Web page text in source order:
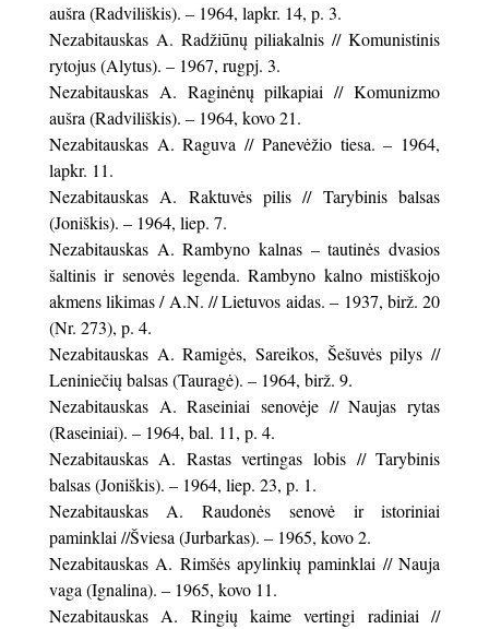
aušra (Radviliškis). – 1964, lapkr. 14, p. 3.
Nezabitauskas A. Radžiūnų piliakalnis // Komunistinis
rytojus (Alytus). – 1967, rugpj. 3.
Nezabitauskas A. Raginėnų pilkapiai // Komunizmo
aušra (Radviliškis). – 1964, kovo 21.
Nezabitauskas A. Raguva // Panevėžio tiesa. – 1964,
lapkr. 11.
Nezabitauskas A. Raktuvės pilis // Tarybinis balsas
(Joniškis). – 1964, liep. 7.
Nezabitauskas A. Rambyno kalnas – tautinės dvasios
šaltinis ir senovės legenda. Rambyno kalno mistiškojo
akmens likimas / A.N. // Lietuvos aidas. – 1937, birž. 20
(Nr. 273), p. 4.
Nezabitauskas A. Ramigės, Sareikos, Šešuvės pilys //
Leniniečių balsas (Tauragė). – 1964, birž. 9.
Nezabitauskas A. Raseiniai senovėje // Naujas rytas
(Raseiniai). – 1964, bal. 11, p. 4.
Nezabitauskas A. Rastas vertingas lobis // Tarybinis
balsas (Joniškis). – 1964, liep. 23, p. 1.
Nezabitauskas A. Raudonės senovė ir istoriniai
paminklai //Šviesa (Jurbarkas). – 1965, kovo 2.
Nezabitauskas A. Rimšės apylinkių paminklai // Nauja
vaga (Ignalina). – 1965, kovo 11.
Nezabitauskas A. Ringių kaime vertingi radiniai //